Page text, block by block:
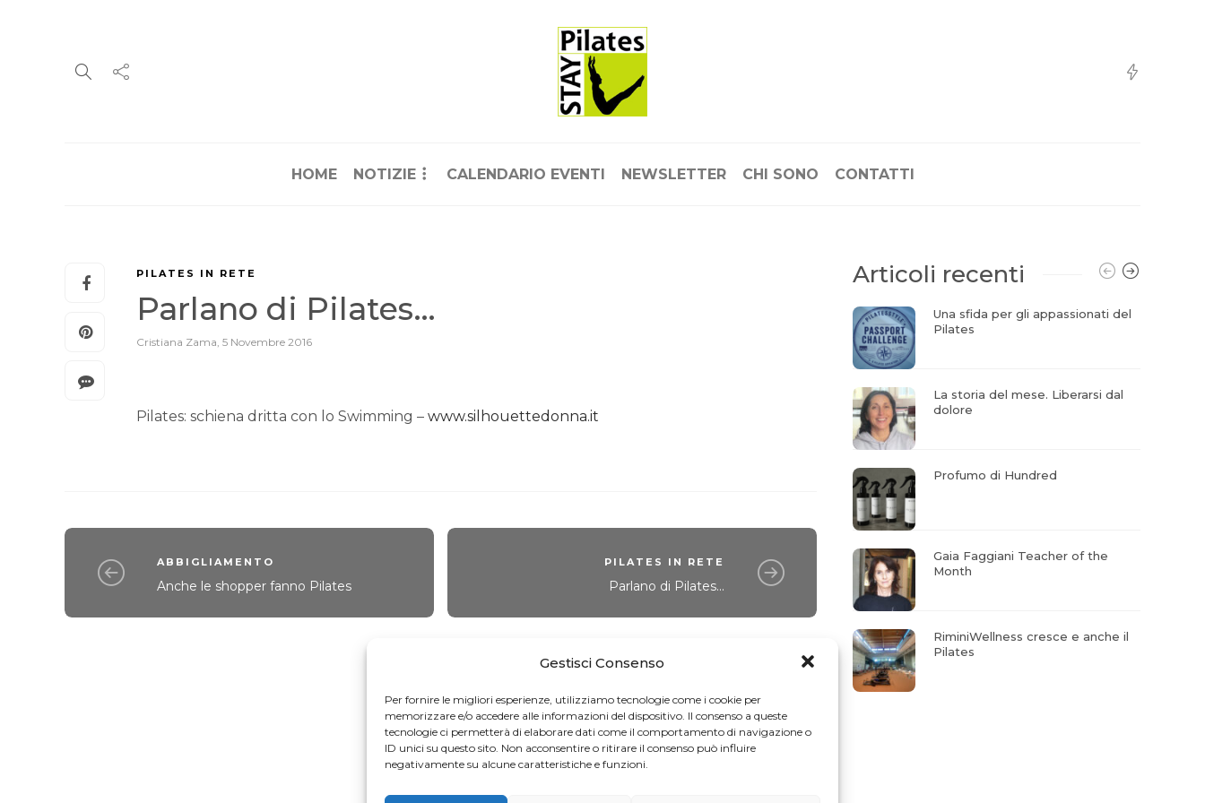
Gestisci Consenso
Per fornire le migliori esperienze, utilizziamo tecnologie come i cookie per
memorizzare e/o accedere alle informazioni del dispositivo. Il consenso a queste
tecnologie ci permetterà di elaborare dati come il comportamento di navigazione o
ID unici su questo sito. Non acconsentire o ritirare il consenso può influire
negativamente su alcune caratteristiche e funzioni.
HOME NOTIZIE CALENDARIO EVENTI NEWSLETTER CHI SONO CONTATTI
PILATES IN RETE
Parlano di Pilates…
Cristiana Zama, 5 Novembre 2016
Pilates: schiena dritta con lo Swimming – www.silhouettedonna.it
ABBIGLIAMENTO
Anche le shopper fanno Pilates
PILATES IN RETE
Parlano di Pilates...
Articoli recenti
Una sfida per gli appassionati del
Pilates
La storia del mese. Liberarsi dal
dolore
Profumo di Hundred
Gaia Faggiani Teacher of the
Month
RiminiWellness cresce e anche il
Pilates